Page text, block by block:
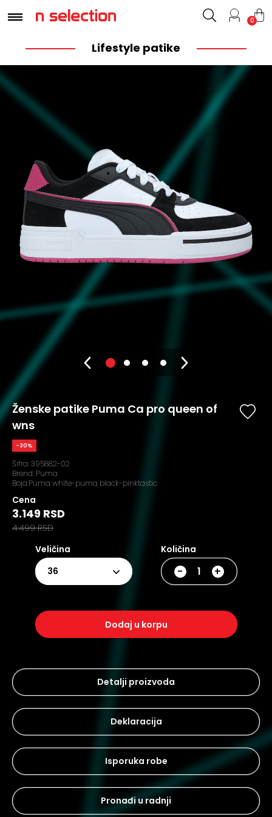
0
Lifestyle patike
Ženske patike Puma Ca pro queen of
wns
-30%
Šifra:395882-02
Brend: Puma
Boja:Puma white-puma black-pinktastic
Cena
3.149 RSD
4.499 RSD
Veličina
36
Količina
- +
dodaj u korpu
Detalji proizvoda
Deklaracija
Isporuka robe
Pronađi u radnji